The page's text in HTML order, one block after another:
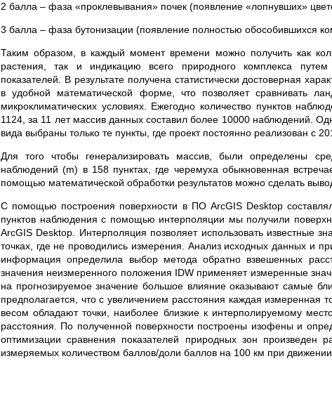
2 балла – фаза «проклевывания» почек (появление «лопнувших»
3 балла – фаза бутонизации (появление полностью обособившихся
Таким образом, в каждый момент времени можно получить как
растения, так и индикацию всего природного комплекса
показателей. В результате получена статистически достоверная
в удобной математической форме, что позволяет сравнивать
микроклиматических условиях. Ежегодно количество пунктов
1124, за 11 лет массив данных составил более 10000 наблюдений.
вида выбраны только те пункты, где проект постоянно реализован с
Для того чтобы генерализировать массив, были определены
наблюдений (m) в 158 пунктах, где черемуха обыкновенная
помощью математической обработки результатов можно сделать
С помощью построения поверхности в ПО ArcGIS Desktop
пунктов наблюдения с помощью интерполяции мы получили
ArcGIS Desktop. Интерполяция позволяет использовать известные
точках, где не проводились измерения. Анализ исходных данных и
информация определила выбор метода обратно взвешенных
значения неизмеренного положения IDW применяет измеренные
на прогнозируемое значение большое влияние оказывают самые
предполагается, что с увеличением расстояния каждая
весом обладают точки, наиболее близкие к интерполируемому
расстояния. По полученной поверхности построены изофены и
оптимизации сравнения показателей природных зон произведен
измеряемых количеством баллов/доли баллов на 100 км при